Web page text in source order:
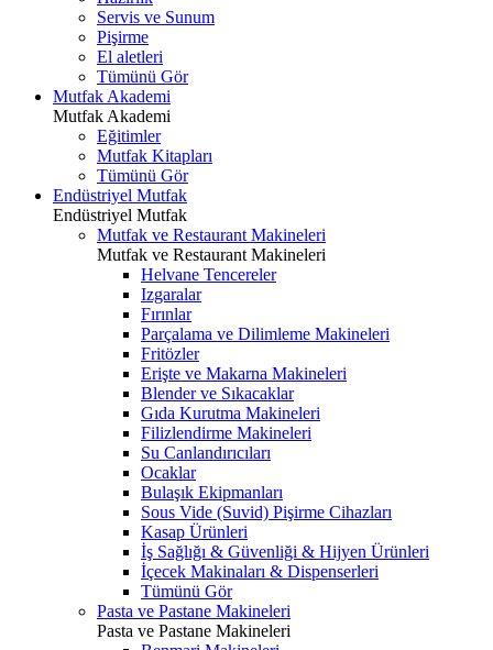
Servis ve Sunum
Pişirme
El aletleri
Tümünü Gör
Mutfak Akademi
Mutfak Akademi
Eğitimler
Mutfak Kitapları
Tümünü Gör
Endüstriyel Mutfak
Endüstriyel Mutfak
Mutfak ve Restaurant Makineleri
Mutfak ve Restaurant Makineleri
Helvane Tencereler
Izgaralar
Fırınlar
Parçalama ve Dilimleme Makineleri
Fritözler
Erişte ve Makarna Makineleri
Blender ve Sıkacaklar
Gıda Kurutma Makineleri
Filizlendirme Makineleri
Su Canlandırıcıları
Ocaklar
Bulaşık Ekipmanları
Sous Vide (Suvid) Pişirme Cihazları
Kasap Ürünleri
İş Sağlığı & Güvenliği & Hijyen Ürünleri
İçecek Makinaları & Dispenserleri
Tümünü Gör
Pasta ve Pastane Makineleri
Pasta ve Pastane Makineleri